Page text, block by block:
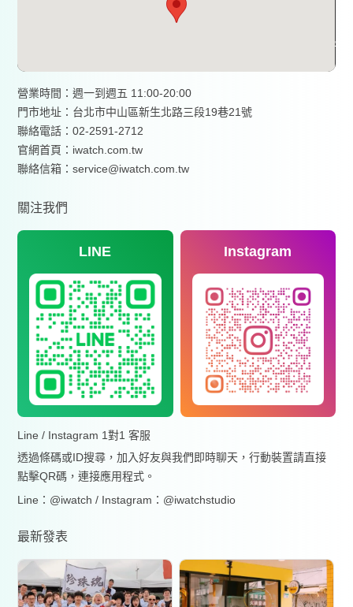
營業時間：週一到週五 11:00-20:00
門市地址：台北市中山區新生北路三段19巷21號
聯絡電話：02-2591-2712
官網首頁： iwatch.com.tw
聯絡信箱：service@iwatch.com.tw
關注我們
LINE Instagram
Line / Instagram 1對1 客服
透過條碼或ID搜尋，加入好友與我們即時聊天，行動裝置請直接
點擊QR碼，連接應用程式。
Line：@iwatch / Instagram：@iwatchstudio
最新發表